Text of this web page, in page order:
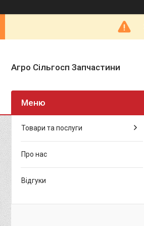
Агро Сільгосп Запчастини
Товари та послуги
Про нас
Відгуки